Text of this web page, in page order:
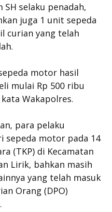
selaku penadah,
juga 1 unit sepeda
curian yang telah
motor hasil
mulai Rp 500 ribu
Wakapolres.
para pelaku
sepeda motor pada 14
(TKP) di Kecamatan
Lirik, bahkan masih
yang telah masuk
Orang (DPO)